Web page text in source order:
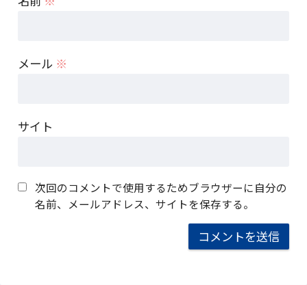
メール ※
サイト
次回のコメントで使用するためブラウザーに自分の
名前、メールアドレス、サイトを保存する。